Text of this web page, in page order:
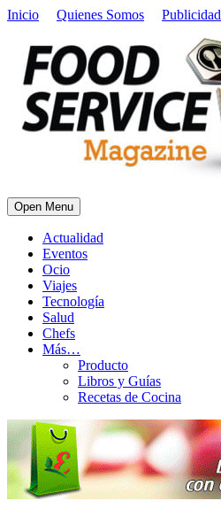
Inicio Quienes Somos Publicidad
Open Menu
Actualidad
Eventos
Ocio
Viajes
Tecnología
Salud
Chefs
Más…
Producto
Libros y Guías
Recetas de Cocina